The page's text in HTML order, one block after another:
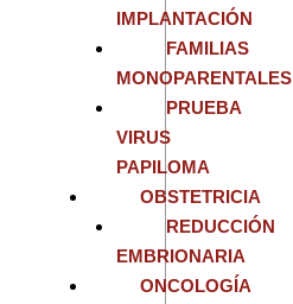
IMPLANTACIÓN
FAMILIAS
MONOPARENTALES
PRUEBA
VIRUS
PAPILOMA
OBSTETRICIA
REDUCCIÓN
EMBRIONARIA
ONCOLOGÍA